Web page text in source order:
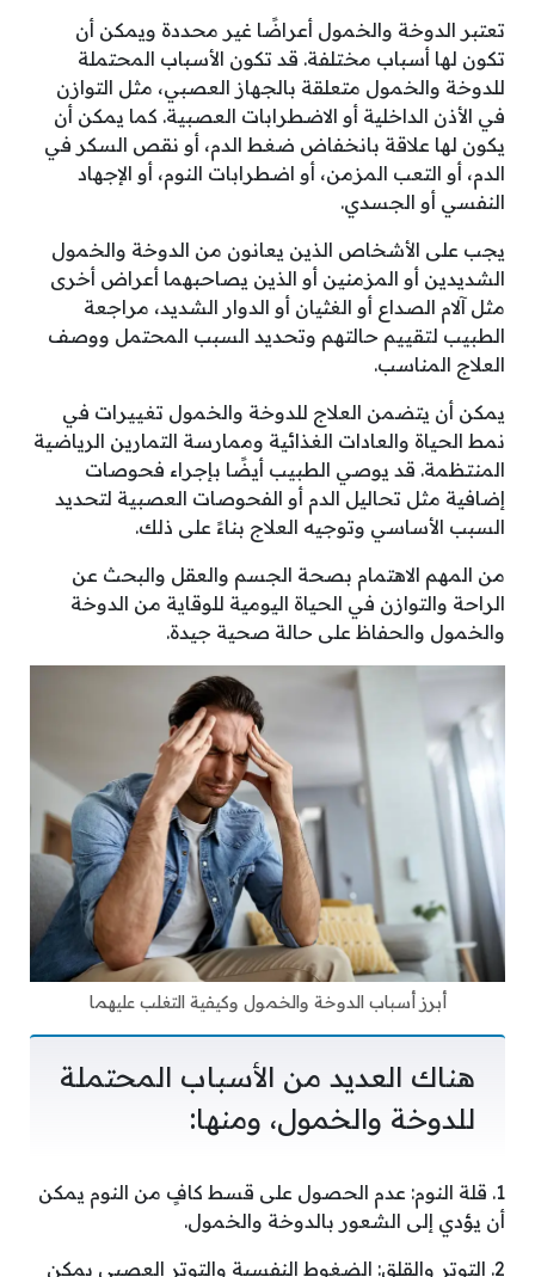
تعتبر الدوخة والخمول أعراضًا غير محددة ويمكن أن
تكون لها أسباب مختلفة. قد تكون الأسباب المحتملة
للدوخة والخمول متعلقة بالجهاز العصبي، مثل التوازن
في الأذن الداخلية أو الاضطرابات العصبية. كما يمكن أن
يكون لها علاقة بانخفاض ضغط الدم، أو نقص السكر في
الدم، أو التعب المزمن، أو اضطرابات النوم، أو الإجهاد
النفسي أو الجسدي.
يجب على الأشخاص الذين يعانون من الدوخة والخمول
الشديدين أو المزمنين أو الذين يصاحبهما أعراض أخرى
مثل آلام الصداع أو الغثيان أو الدوار الشديد، مراجعة
الطبيب لتقييم حالتهم وتحديد السبب المحتمل ووصف
العلاج المناسب.
يمكن أن يتضمن العلاج للدوخة والخمول تغييرات في
نمط الحياة والعادات الغذائية وممارسة التمارين الرياضية
المنتظمة. قد يوصي الطبيب أيضًا بإجراء فحوصات
إضافية مثل تحاليل الدم أو الفحوصات العصبية لتحديد
السبب الأساسي وتوجيه العلاج بناءً على ذلك.
من المهم الاهتمام بصحة الجسم والعقل والبحث عن
الراحة والتوازن في الحياة اليومية للوقاية من الدوخة
والخمول والحفاظ على حالة صحية جيدة.
أبرز أسباب الدوخة والخمول وكيفية التغلب عليهما
هناك العديد من الأسباب المحتملة
للدوخة والخمول، ومنها:
1. قلة النوم: عدم الحصول على قسط كافٍ من النوم يمكن
أن يؤدي إلى الشعور بالدوخة والخمول.
2. التوتر والقلق: الضغوط النفسية والتوتر العصبي يمكن